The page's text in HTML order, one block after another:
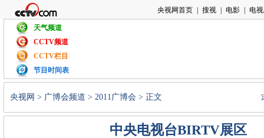
天气频道
CCTV频道
CCTV栏目
节目时间表
央视网 > 广博会频道 > 2011广博会 > 正文
中央电视台BIRTV展区